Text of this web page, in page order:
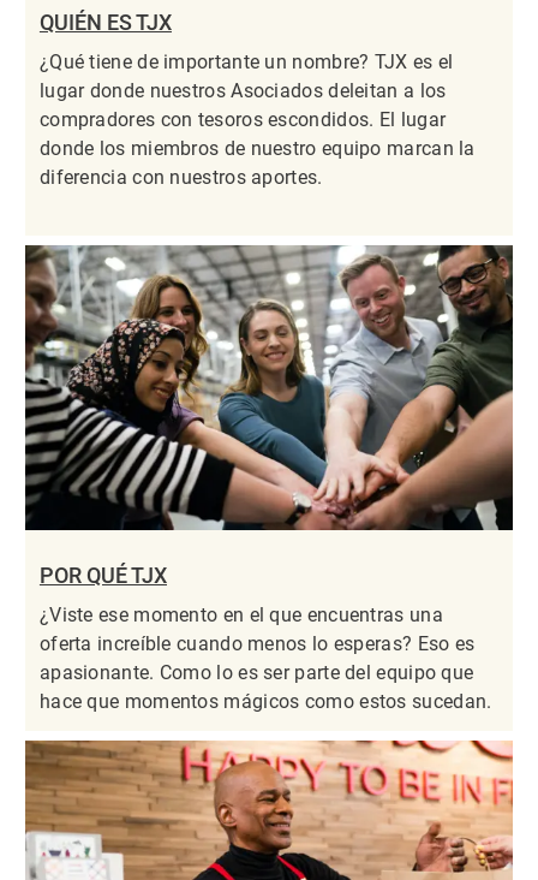
QUIÉN ES TJX
¿Qué tiene de importante un nombre? TJX es el
lugar donde nuestros Asociados deleitan a los
compradores con tesoros escondidos. El lugar
donde los miembros de nuestro equipo marcan la
diferencia con nuestros aportes.
POR QUÉ TJX
¿Viste ese momento en el que encuentras una
oferta increíble cuando menos lo esperas? Eso es
apasionante. Como lo es ser parte del equipo que
hace que momentos mágicos como estos sucedan.